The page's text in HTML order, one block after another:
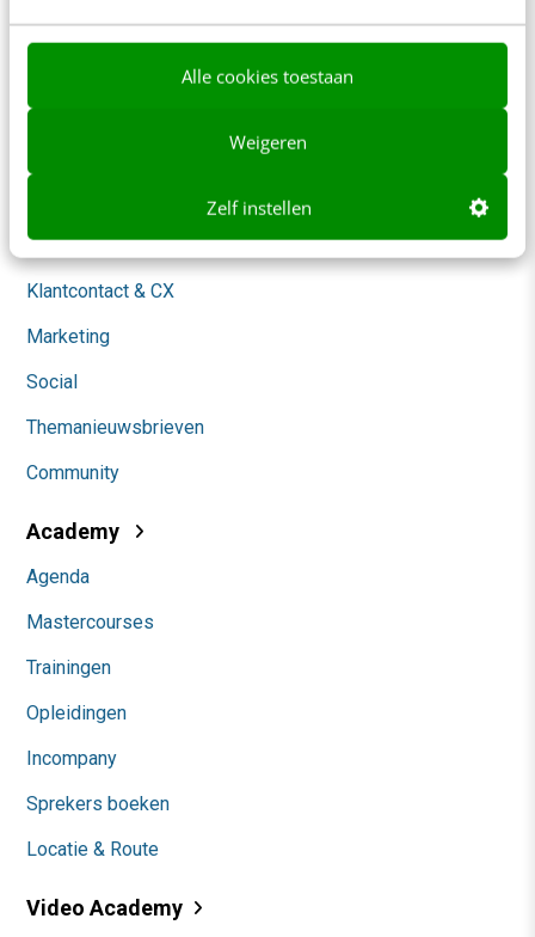
Alle cookies toestaan
Weigeren
Zelf instellen
Werken bij
Content & Communicatie
Klantcontact & CX
Marketing
Social
Themanieuwsbrieven
Community
Academy
Agenda
Mastercourses
Trainingen
Opleidingen
Incompany
Sprekers boeken
Locatie & Route
Video Academy